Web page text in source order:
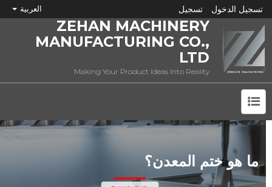
تسجيل الدخول تسجيل العربية
ZEHAN MACHINERY
MANUFACTURING CO.,
LTD
Making Your Product Ideas Into Reality
ما هو ختم المعدن؟